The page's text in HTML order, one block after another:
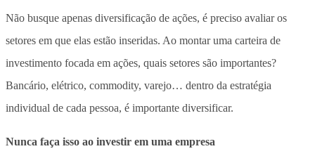
Não busque apenas diversificação de ações, é preciso avaliar os
setores em que elas estão inseridas. Ao montar uma carteira de
investimento focada em ações, quais setores são importantes?
Bancário, elétrico, commodity, varejo… dentro da estratégia
individual de cada pessoa, é importante diversificar.
Nunca faça isso ao investir em uma empresa